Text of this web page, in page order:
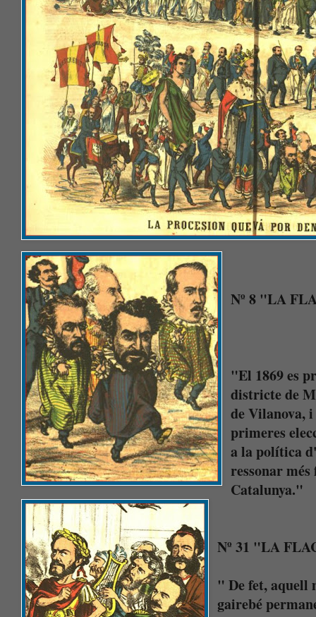
Nº 8 "LA
"El 1869 es
districte de
de Vilanova, i
primeres
a la política
ressonar
Catalunya."
Nº 31 "LA
" De fet, aquell
gairebé